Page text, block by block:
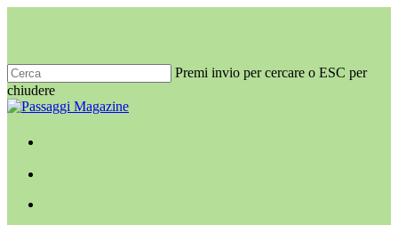
principale
Premi invio per cercare o ESC per
chiudere
Chiudi